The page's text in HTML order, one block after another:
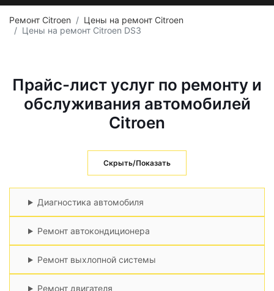
Ремонт Citroen
Цены на ремонт Citroen
Цены на ремонт Citroen DS3
Прайс-лист услуг по ремонту и
обслуживания автомобилей
Citroen
Скрыть/Показать
Диагностика автомобиля
Ремонт автокондиционера
Ремонт выхлопной системы
Ремонт двигателя